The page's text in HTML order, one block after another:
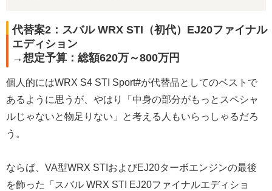
代替案2：スバル WRX STI（初代）EJ20ファイナル
エディション
→想定予算：総額620万～800万円
個人的にはWRX S4 STI Sport#が代替品としてのベストで
あるように思うが、やはり「中身の部分がもっとスペシャ
ルじゃないと物足りない」と考える人もいらっしゃるだろ
う。
ならば、VA型WRX STIおよびEJ20ターボエンジンの最後
を飾った「スバル WRX STI EJ20ファイナルエディショ